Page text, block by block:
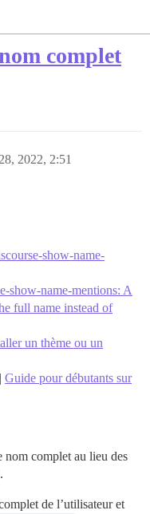
complet
2022, 2:51
show-name-
show-name-mentions: A
full name instead of
un thème ou un
| Guide pour débutants sur
nom complet au lieu des
.
de l’utilisateur et